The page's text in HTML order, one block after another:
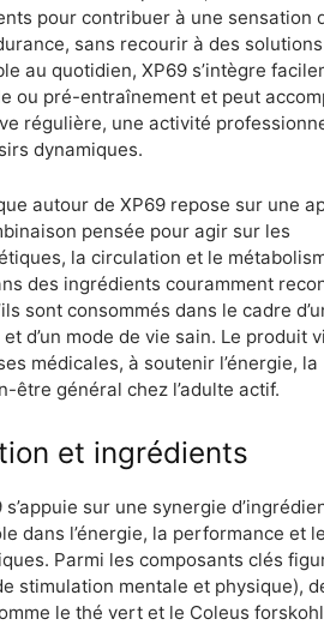
pour contribuer à une sensation
sans recourir à des solutions
au quotidien, XP69 s’intègre
ou pré-entraînement et peut
régulière, une activité
dynamiques.
autour de XP69 repose sur une
pensée pour agir sur les
la circulation et le
des ingrédients couramment
sont consommés dans le cadre
d’un mode de vie sain. Le produit
médicales, à soutenir l’énergie, la
être général chez l’adulte actif.
et ingrédients
sur une synergie
dans l’énergie, la performance et
Parmi les composants clés
stimulation mentale et physique),
le thé vert et le Coleus